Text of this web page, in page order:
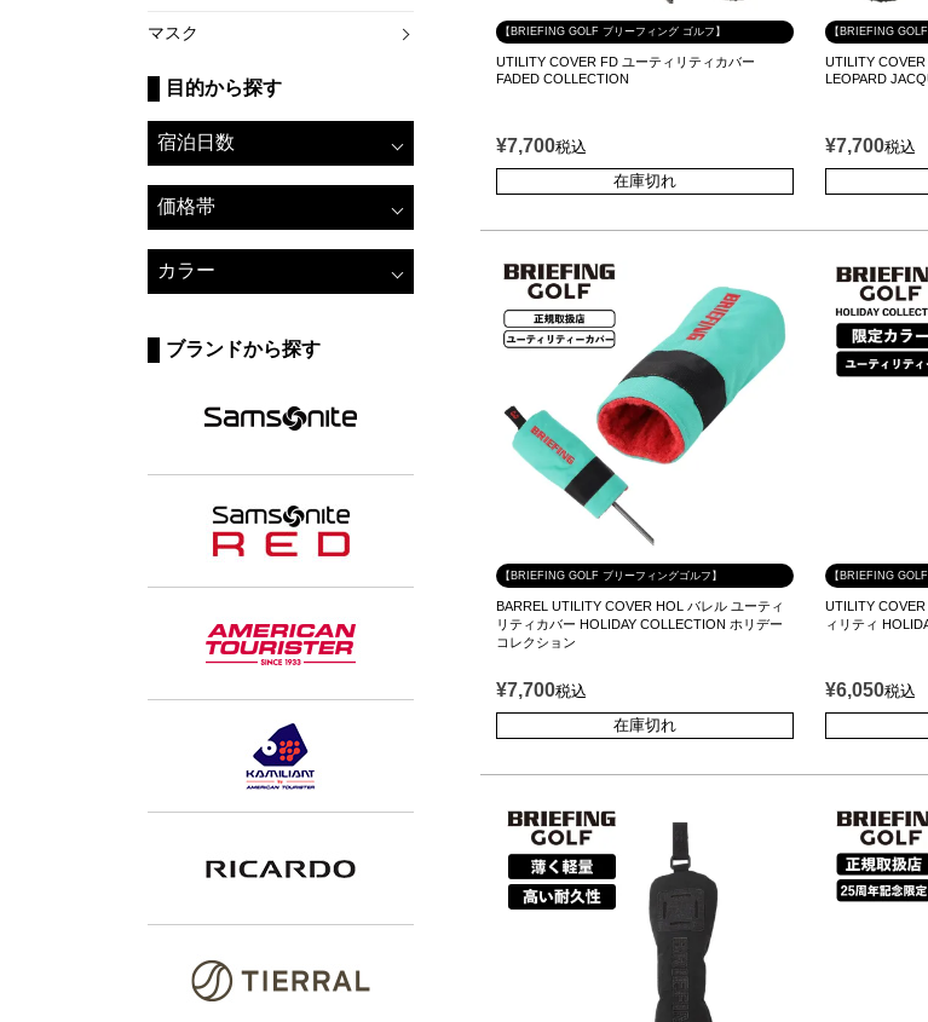
マスク
目的から探す
宿泊日数
価格帯
カラー
ブランドから探す
【BRIEFING GOLF ブリーフィング ゴルフ】
UTILITY COVER FD ユーティリティカバー
FADED COLLECTION
¥7,700税込
在庫切れ
【BRIEFING
UTILITY
LEOPARD
¥7,700税込
【BRIEFING GOLF ブリーフィングゴルフ】
BARREL UTILITY COVER HOL バレル ユーティ
リティカバー HOLIDAY COLLECTION ホリデー
コレクション
¥7,700税込
在庫切れ
【BRIEFING
UTILITY
ィリティ
¥6,050税込